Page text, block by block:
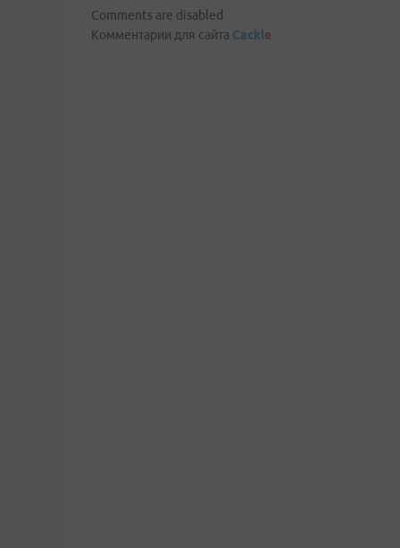
Comments are disabled
Комментарии для сайта Cackle